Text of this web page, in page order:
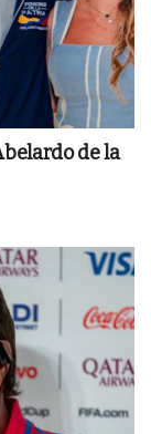
de la